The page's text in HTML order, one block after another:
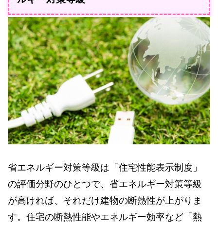
省エネルギー対策等級は「住宅性能表示制度」
の評価分野のひとつで、省エネルギー対策等級
が高ければ、それだけ建物の断熱性が上がりま
す。住宅の断熱性能やエネルギー効率など「熱